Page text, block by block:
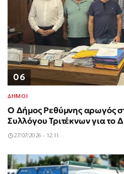
06
ΔΗΜΟΙ
Ο Δήμος Ρεθύμνης αρωγός
Συλλόγου Τριτέκνων για το
27/07/2026 - 12:11